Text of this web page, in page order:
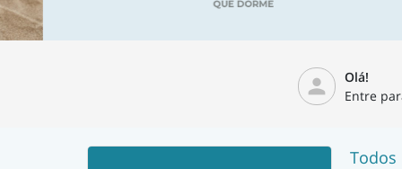
person
Olá!
Entre